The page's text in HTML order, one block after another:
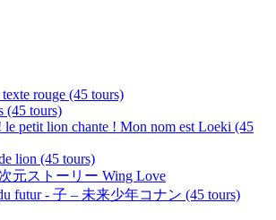
texte rouge (45 tours)
(45 tours)
petit lion chante ! Mon nom est Loeki (45
lion (45 tours)
元ストーリー Wing Love
futur - 子 – 未来少年コナン (45 tours)